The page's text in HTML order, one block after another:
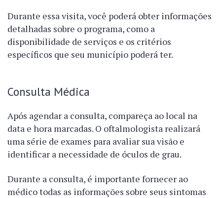
Durante essa visita, você poderá obter informações
detalhadas sobre o programa, como a
disponibilidade de serviços e os critérios
específicos que seu município poderá ter.
Consulta Médica
Após agendar a consulta, compareça ao local na
data e hora marcadas. O oftalmologista realizará
uma série de exames para avaliar sua visão e
identificar a necessidade de óculos de grau.
Durante a consulta, é importante fornecer ao
médico todas as informações sobre seus sintomas